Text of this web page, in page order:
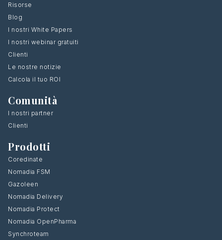
Risorse
Blog
I nostri White Papers
I nostri webinar gratuiti
Clienti
Le nostre notizie
Calcola il tuo ROI
Comunità
I nostri partner
Clienti
Prodotti
Coredinate
Nomadia FSM
Gazoleen
Nomadia Delivery
Nomadia Protect
Nomadia OpenPharma
Synchroteam